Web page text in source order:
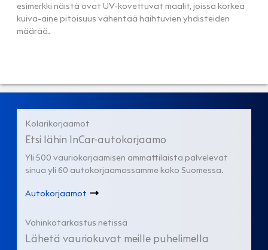
esimerkki näistä ovat UV-kovettuvat maalit, joissa korkea
kuiva-aine pitoisuus vähentää haihtuvien yhdisteiden
määrää.
Kolarikorjaamot
Etsi lähin InCar-autokorjaamo
Yli 500 vauriokorjaamisen ammattilaista palvelevat
sinua yli 60 autokorjaamossamme koko Suomessa.
Autokorjaamot
Vahinkotarkastus netissä
Lähetä vauriokuvat meille puhelimella